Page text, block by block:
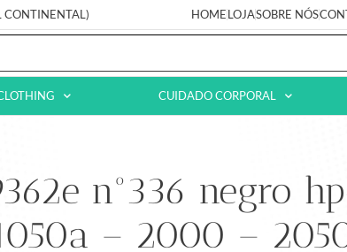
CONTINENTAL) HOMELOJASOBRE NÓS
CUIDADO CORPORAL
nº336 negro
– 2000 –